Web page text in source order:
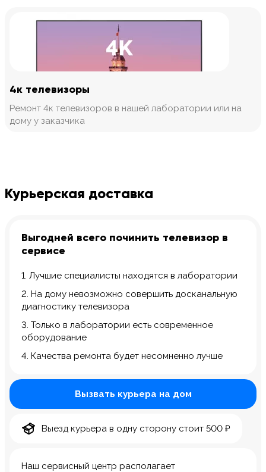
4к телевизоры
Ремонт 4к телевизоров в нашей лаборатории или на
дому у заказчика
Курьерская доставка
Выгодней всего починить телевизор в
сервисе
1. Лучшие специалисты находятся в лаборатории
2. На дому невозможно совершить досканальную
диагностику телевизора
3. Только в лаборатории есть современное
оборудование
4. Качества ремонта будет несомненно лучше
Наш сервисный центр располагает
Вызвать курьера на дом
Выезд курьера в одну сторону стоит 500 ₽